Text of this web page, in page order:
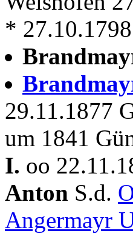
*
29.11.1877
um 1841
I. oo
Anton S.d.
Angermayr